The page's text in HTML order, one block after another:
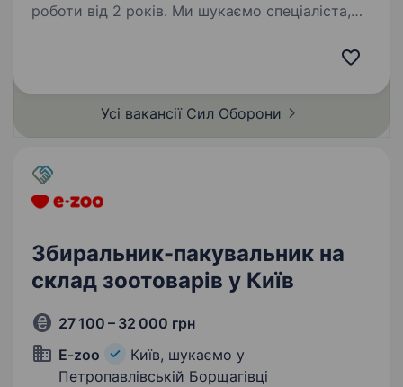
роботи від 2 років. Ми шукаємо спеціаліста,
обов’язки: Розробка візуальних концепцій і
дизайну для друкованих агітаційних…
Усі вакансії Сил Оборони
Збиральник-пакувальник на
склад зоотоварів у Київ
27 100 – 32 000 грн
E-zoo
Київ, шукаємо у
Петропавлівській Борщагівці